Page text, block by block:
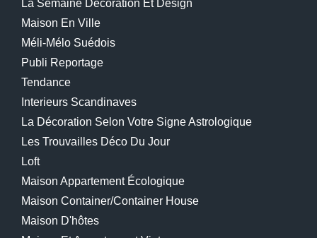
La Semaine Décoration Et Design
Maison En Ville
Méli-Mélo Suédois
Publi Reportage
Tendance
Interieurs Scandinaves
La Décoration Selon Votre Signe Astrologique
Les Trouvailles Déco Du Jour
Loft
Maison Appartement Écologique
Maison Container/container House
Maison D'hôtes